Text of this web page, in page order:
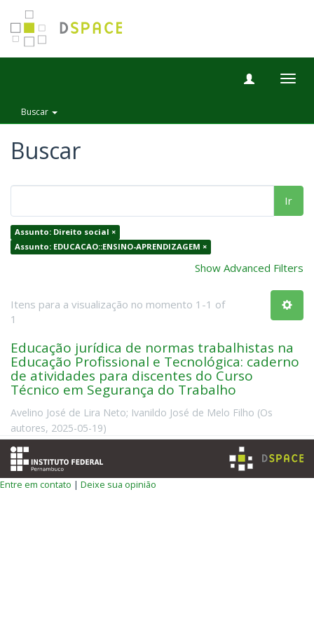
Buscar
Buscar
Ir
Assunto: Direito social ×
Assunto: EDUCACAO::ENSINO-APRENDIZAGEM ×
Show Advanced Filters
Itens para a visualização no momento 1-1 of
1
Educação jurídica de normas trabalhistas na
Educação Profissional e Tecnológica: caderno
de atividades para discentes do Curso
Técnico em Segurança do Trabalho
Avelino José de Lira Neto; Ivanildo José de Melo Filho (Os
autores, 2025-05-19)
Entre em contato | Deixe sua opinião